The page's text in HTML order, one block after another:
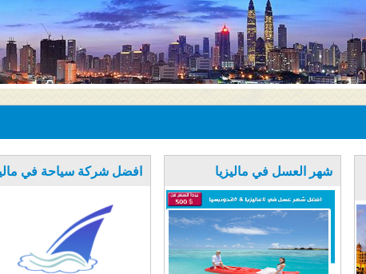
افضل شركة سياحة في شهر العسل في ماليزيا